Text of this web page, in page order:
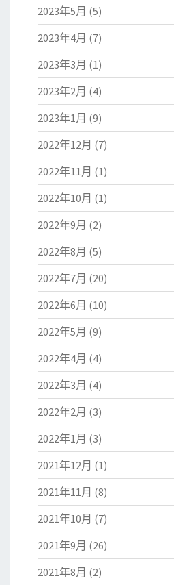
2023年5月 (5)
2023年4月 (7)
2023年3月 (1)
2023年2月 (4)
2023年1月 (9)
2022年12月 (7)
2022年11月 (1)
2022年10月 (1)
2022年9月 (2)
2022年8月 (5)
2022年7月 (20)
2022年6月 (10)
2022年5月 (9)
2022年4月 (4)
2022年3月 (4)
2022年2月 (3)
2022年1月 (3)
2021年12月 (1)
2021年11月 (8)
2021年10月 (7)
2021年9月 (26)
2021年8月 (2)